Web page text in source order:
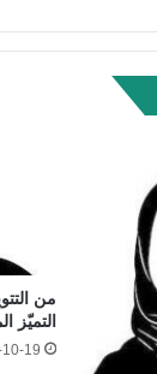
من
التميّز
19